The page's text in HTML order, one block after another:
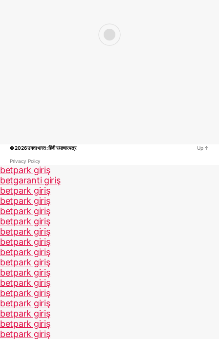
© 2026उगता भारत : हिंदी समाचार पत्र
Privacy Policy
Up ↑
betpark giriş
betgaranti giriş
betpark giriş
betpark giriş
betpark giriş
betpark giriş
betpark giriş
betpark giriş
betpark giriş
betpark giriş
betpark giriş
betpark giriş
betpark giriş
betpark giriş
betpark giriş
betpark giriş
betpark giriş